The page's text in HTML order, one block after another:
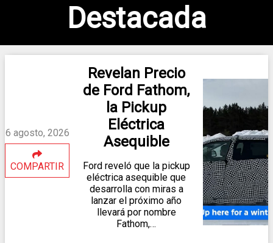
Destacada
6 agosto, 2026
COMPARTIR
Revelan Precio
de Ford Fathom,
la Pickup
Eléctrica
Asequible
Ford reveló que la pickup
eléctrica asequible que
desarrolla con miras a
lanzar el próximo año
llevará por nombre
Fathom,…